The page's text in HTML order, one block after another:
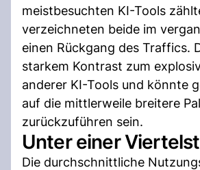
meistbesuchten KI-Tools
verzeichneten beide im
einen Rückgang des Traffics.
starkem Kontrast zum
anderer KI-Tools und könnte
auf die mittlerweile breitere
zurückzuführen sein.
Unter einer
Die durchschnittliche